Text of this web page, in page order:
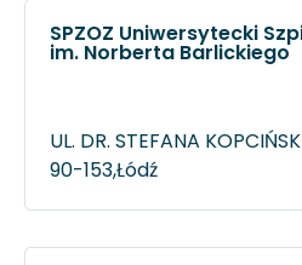
SPZOZ Uniwersytecki
im. Norberta Barlickiego
UL. DR. STEFANA
90-153,Łódź